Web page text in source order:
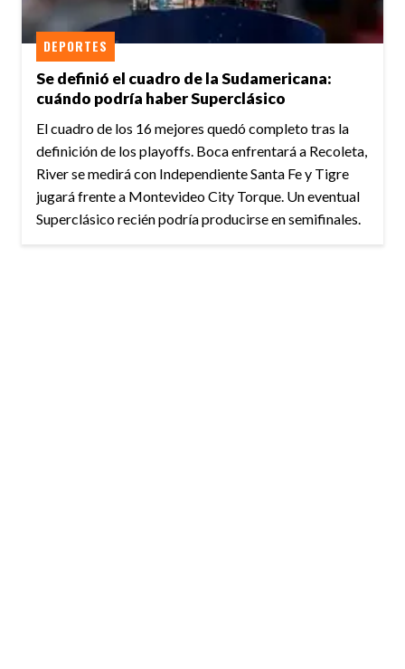
Se definió el cuadro de la Sudamericana:
cuándo podría haber Superclásico
DEPORTES
El cuadro de los 16 mejores quedó completo tras la
definición de los playoffs. Boca enfrentará a Recoleta,
River se medirá con Independiente Santa Fe y Tigre
jugará frente a Montevideo City Torque. Un eventual
Superclásico recién podría producirse en semifinales.